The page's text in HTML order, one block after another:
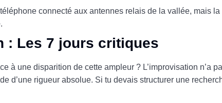
connecté aux antennes relais de la vallée, mais
: Les 7 jours critiques
à une disparition de cette ampleur ? L’improvisation n’a
d’une rigueur absolue. Si tu devais structurer une